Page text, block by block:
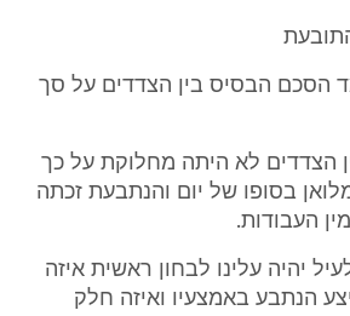
הסכם הבסיס בין הצדדים על סך
הצדדים לא היתה מחלוקת על כך
בסופו של יום והנתבעת זכתה
העבודות.
יהיה עלינו לבחון ראשית איזה
הנתבע באמצעיו ואיזה חלק